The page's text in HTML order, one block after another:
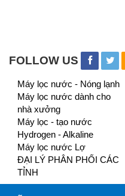
FOLLOW US
Máy lọc nước - Nóng lạnh
Máy lọc nước dành cho
nhà xưởng
Máy lọc - tạo nước
Hydrogen - Alkaline
Máy lọc nước Lợ
ĐẠI LÝ PHÂN PHỐI CÁC
TỈNH